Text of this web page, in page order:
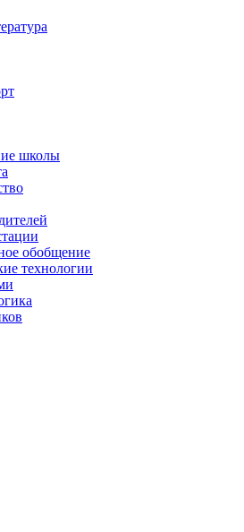
школы
обобщение
технологии